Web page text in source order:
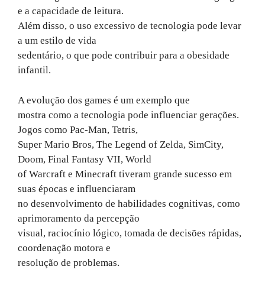
e a capacidade de leitura.
Além disso, o uso excessivo de tecnologia pode levar
a um estilo de vida
sedentário, o que pode contribuir para a obesidade
infantil.
A evolução dos games é um exemplo que
mostra como a tecnologia pode influenciar gerações.
Jogos como Pac-Man, Tetris,
Super Mario Bros, The Legend of Zelda, SimCity,
Doom, Final Fantasy VII, World
of Warcraft e Minecraft tiveram grande sucesso em
suas épocas e influenciaram
no desenvolvimento de habilidades cognitivas, como
aprimoramento da percepção
visual, raciocínio lógico, tomada de decisões rápidas,
coordenação motora e
resolução de problemas.